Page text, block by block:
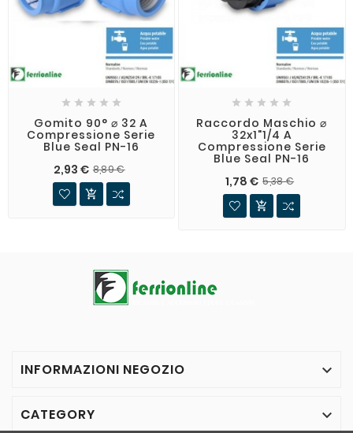
    
Gomito 90° ⌀ 32 A
Compressione Serie
Blue Seal PN-16
2,93 € 8,89 €

    
Raccordo Maschio ⌀
32x1"1/4 A
Compressione Serie
Blue Seal PN-16
1,78 € 5,38 €

INFORMAZIONI NEGOZIO 
CATEGORY 